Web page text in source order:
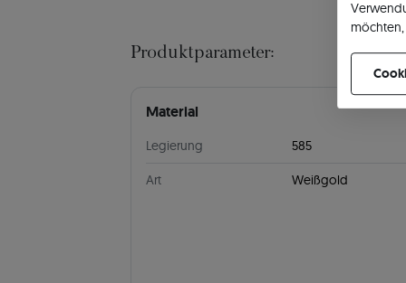
Produktparameter:
Material
Legierung 585
Art Weißgold